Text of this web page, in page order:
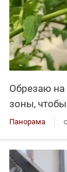
Обрезаю на
зоны,
Панорама